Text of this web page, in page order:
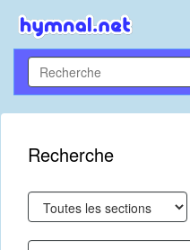
Recherche